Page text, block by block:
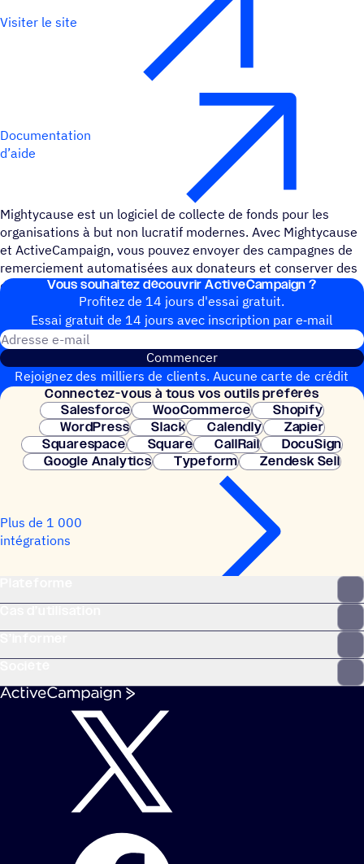
Visiter le site
Documentation
d’aide
Mightycause est un logiciel de collecte de fonds pour les
organisations à but non lucratif modernes. Avec Mightycause
et ActiveCampaign, vous pouvez envoyer des campagnes de
remerciement automatisées aux donateurs et conserver des
dossiers de contact détaillés.
Vous souhai­tez découvrir ActiveCampaign ?
Profitez de 14 jours d'essai gratuit.
Essai gratuit de 14 jours avec inscrip­tion par e‑mail
Commencer
Rejoignez des milliers de clients. Aucune carte de crédit
nécessaire. Configuration instantanée.
Connec­tez-vous à tous vos outils préférés
Salesforce
WooCommerce
Shopify
WordPress
Slack Calendly
Zapier
Squarespace
Square CallRail
DocuSign
Google Analytics
Typeform Zendesk Sell
Plus de 1 000
intégrations